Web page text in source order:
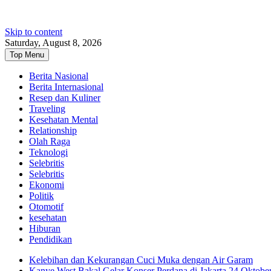
Skip to content
Saturday, August 8, 2026
Top Menu
Berita Nasional
Berita Internasional
Resep dan Kuliner
Traveling
Kesehatan Mental
Relationship
Olah Raga
Teknologi
Selebritis
Selebritis
Ekonomi
Politik
Otomotif
kesehatan
Hiburan
Pendidikan
Kelebihan dan Kekurangan Cuci Muka dengan Air Garam